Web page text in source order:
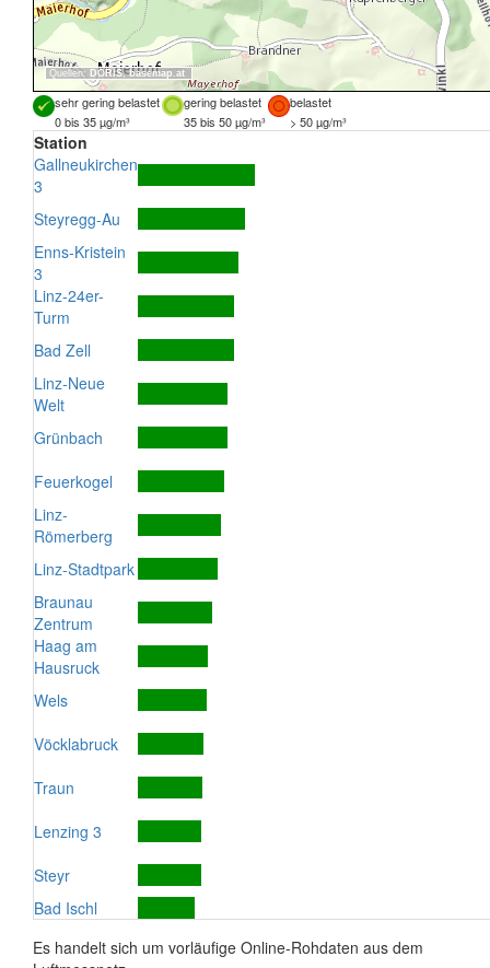
Quellen: DORIS,basemap.at
sehr gering belastet gering belastet
belastet
0 bis 35 µg/m³
35 bis 50 µg/m³ > 50 µg/m³
Station
Gallneukirchen
3
Steyregg-Au
Enns-Kristein
3
Linz-24er-
Turm
Bad Zell
Linz-Neue
Welt
Grünbach
Feuerkogel
Linz-
Römerberg
Linz-Stadtpark
Braunau
Zentrum
Haag am
Hausruck
Wels
Vöcklabruck
Traun
Lenzing 3
Steyr
Bad Ischl
Es handelt sich um vorläufige Online-Rohdaten aus dem